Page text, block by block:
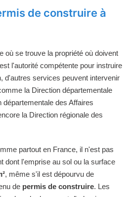
de construire à
où se trouve la propriété où doivent
l'autorité compétente pour instruire
d'autres services peuvent intervenir
la Direction départementale
départementale des Affaires
la Direction régionale des
partout en France, il n'est pas
dont l'emprise au sol ou la surface
, même s'il est dépourvu de
de permis de construire. Les